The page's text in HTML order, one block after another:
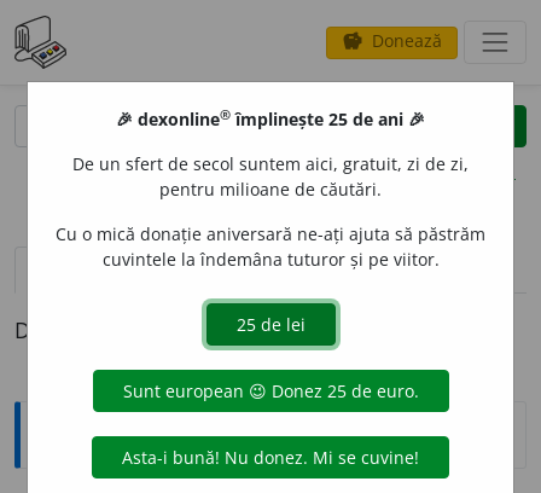
savings Donează
clear
opțiuni
definiții (1)
Definiția cu ID-ul 573163:
Explicative DEX
🎉 dexonline® împlinește 25 de ani 🎉
De un sfert de secol suntem aici, gratuit, zi de zi,
pentru milioane de căutări.
Cu o mică donație aniversară ne-ați ajuta să păstrăm
cuvintele la îndemâna tuturor și pe viitor.